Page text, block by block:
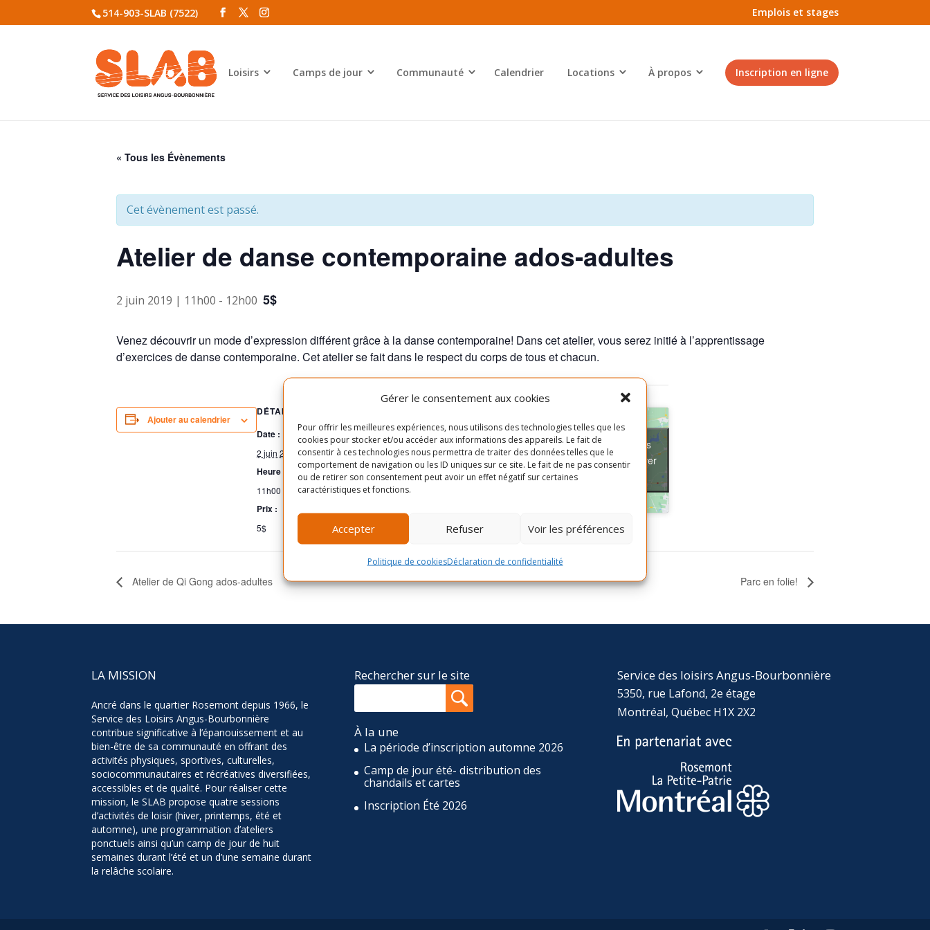
Gérer le consentement aux cookies
Pour offrir les meilleures expériences, nous utilisons des technologies telles que les
cookies pour stocker et/ou accéder aux informations des appareils. Le fait de
consentir à ces technologies nous permettra de traiter des données telles que le
comportement de navigation ou les ID uniques sur ce site. Le fait de ne pas consentir
ou de retirer son consentement peut avoir un effet négatif sur certaines
caractéristiques et fonctions.
Accepter Refuser Voir les préférences
Politique de cookiesDéclaration de confidentialité
514-903-SLAB (7522) Emplois et stages
Loisirs Camps de jour Communauté Calendrier Locations À propos Inscription en ligne
« Tous les Évènements
Cet évènement est passé.
Atelier de danse contemporaine ados-adultes
2 juin 2019 | 11h00 - 12h00 5$
Venez découvrir un mode d’expression différent grâce à la danse contemporaine! Dans cet atelier, vous serez initié à l’apprentissage
d’exercices de danse contemporaine. Cet atelier se fait dans le respect du corps de tous et chacun.
Ajouter au calendrier
DÉTAILS
Date :
2 juin 2019
Heure :
11h00 - 12h00
Prix :
5$
Centre Gabrielle-et-Marcel-
Lapalme
5350 Rue Lafond
Montréal
Cliquez pour accepter les
cookies marketing et activer
ce contenu
Atelier de Qi Gong ados-adultes Parc en folie!
LA MISSION
Ancré dans le quartier Rosemont depuis 1966, le
Service des Loisirs Angus-Bourbonnière
contribue significative à l’épanouissement et au
bien-être de sa communauté en offrant des
activités physiques, sportives, culturelles,
sociocommunautaires et récréatives diversifiées,
accessibles et de qualité. Pour réaliser cette
mission, le SLAB propose quatre sessions
d’activités de loisir (hiver, printemps, été et
automne), une programmation d’ateliers
ponctuels ainsi qu’un camp de jour de huit
semaines durant l’été et un d’une semaine durant
la relâche scolaire.
Rechercher sur le site
À la une
La période d’inscription automne 2026
Camp de jour été- distribution des
chandails et cartes
Inscription Été 2026
Service des loisirs Angus-Bourbonnière
5350, rue Lafond, 2e étage
Montréal, Québec H1X 2X2